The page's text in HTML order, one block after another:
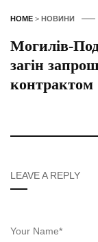
HOME > НОВИНИ
Могилів-
загін
контрактом
LEAVE A REPLY